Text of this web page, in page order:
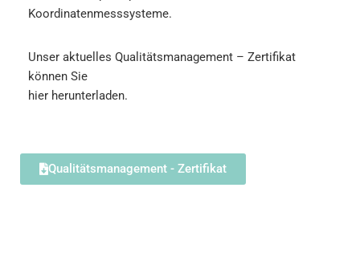
Koordinatenmesssysteme.
Unser aktuelles Qualitätsmanagement – Zertifikat
können Sie
hier herunterladen.
Qualitätsmanagement - Zertifikat